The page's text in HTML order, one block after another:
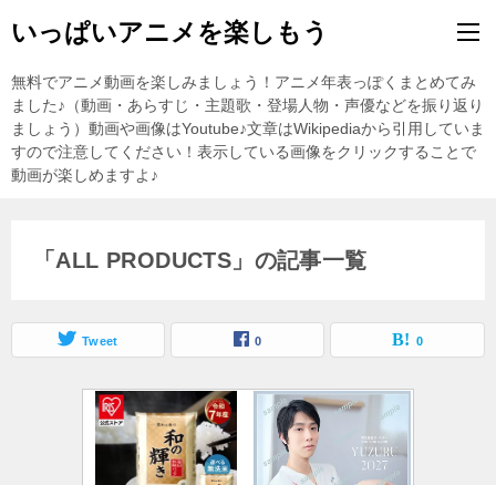
いっぱいアニメを楽しもう
無料でアニメ動画を楽しみましょう！アニメ年表っぽくまとめてみ
ました♪（動画・あらすじ・主題歌・登場人物・声優などを振り返り
ましょう）動画や画像はYoutube♪文章はWikipediaから引用していま
すので注意してください！表示している画像をクリックすることで
動画が楽しめますよ♪
「ALL PRODUCTS」の記事一覧
Tweet 0 0